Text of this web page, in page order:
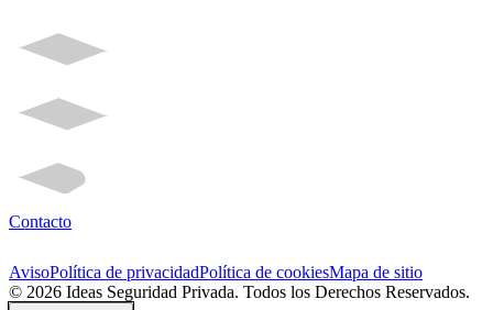
Contacto
AvisoPolítica de privacidadPolítica de cookiesMapa de sitio
© 2026 Ideas Seguridad Privada. Todos los Derechos Reservados.